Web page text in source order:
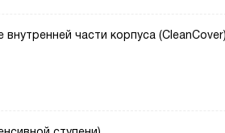
части корпуса (CleanCover)